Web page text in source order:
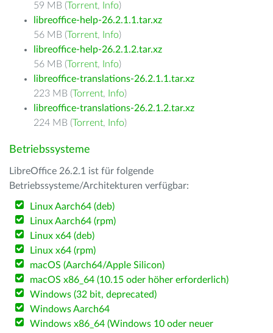
59 MB (Torrent, Info)
libreoffice-help-26.2.1.1.tar.xz
56 MB (Torrent, Info)
libreoffice-help-26.2.1.2.tar.xz
56 MB (Torrent, Info)
libreoffice-translations-26.2.1.1.tar.xz
223 MB (Torrent, Info)
libreoffice-translations-26.2.1.2.tar.xz
224 MB (Torrent, Info)
Betriebssysteme
LibreOffice 26.2.1 ist für folgende
Betriebssysteme/Architekturen verfügbar:
Linux Aarch64 (deb)
Linux Aarch64 (rpm)
Linux x64 (deb)
Linux x64 (rpm)
macOS (Aarch64/Apple Silicon)
macOS x86_64 (10.15 oder höher erforderlich)
Windows (32 bit, deprecated)
Windows Aarch64
Windows x86_64 (Windows 10 oder neuer